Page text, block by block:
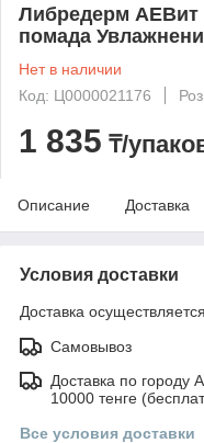
Либредерм АЕВит
помада
Нет в наличии
Код: Ц0000021176
1 835 ₸/
Описание Доставка
Условия доставки
Доставка
Самовывоз
Доставка по городу
10000 тенге
Все условия доставки